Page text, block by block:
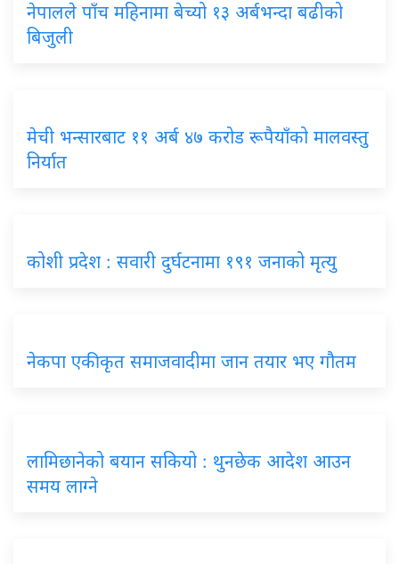
नेपालले पाँच महिनामा बेच्यो १३ अर्बभन्दा बढीको
बिजुली
मेची भन्सारबाट ११ अर्ब ४७ करोड रूपैयाँको मालवस्तु
निर्यात
कोशी प्रदेश : सवारी दुर्घटनामा १९१ जनाको मृत्यु
नेकपा एकीकृत समाजवादीमा जान तयार भए गौतम
लामिछानेको बयान सकियो : थुनछेक आदेश आउन
समय लाग्ने